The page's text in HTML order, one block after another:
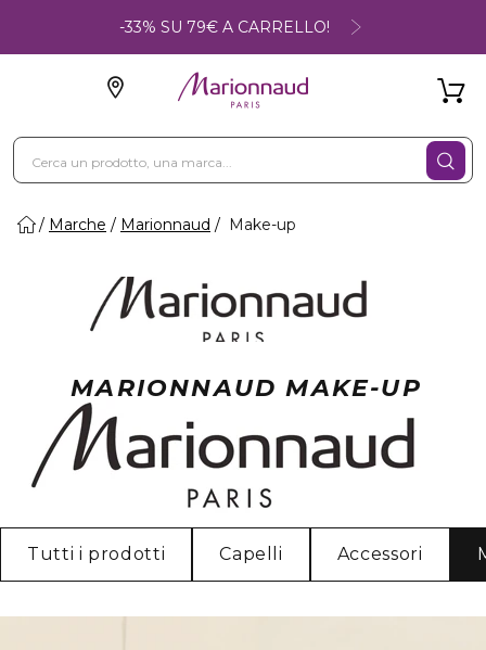
-33% SU 79€ A CARRELLO!
Marche Marionnaud Make-up
MARIONNAUD MAKE-UP
Tutti i prodotti Capelli Accessori